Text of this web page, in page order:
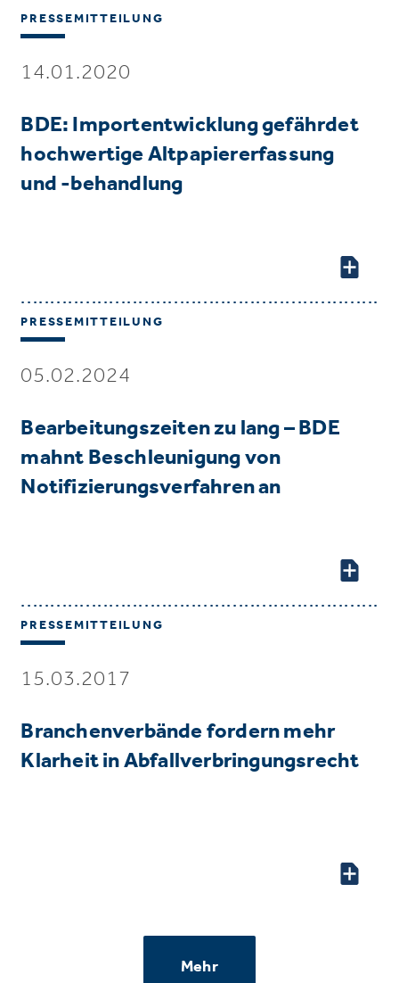
PRESSEMITTEILUNG
14.01.2020
BDE: Importentwicklung gefährdet
hochwertige Altpapiererfassung
und -behandlung
PRESSEMITTEILUNG
05.02.2024
Bearbeitungszeiten zu lang – BDE
mahnt Beschleunigung von
Notifizierungsverfahren an
PRESSEMITTEILUNG
15.03.2017
Branchenverbände fordern mehr
Klarheit in Abfallverbringungsrecht
Mehr